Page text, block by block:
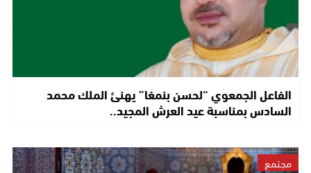
الفاعل الجمعوي “لحسن بنمغا” يهنئ الملك محمد
السادس بمناسبة عيد العرش المجيد..
مجتمع